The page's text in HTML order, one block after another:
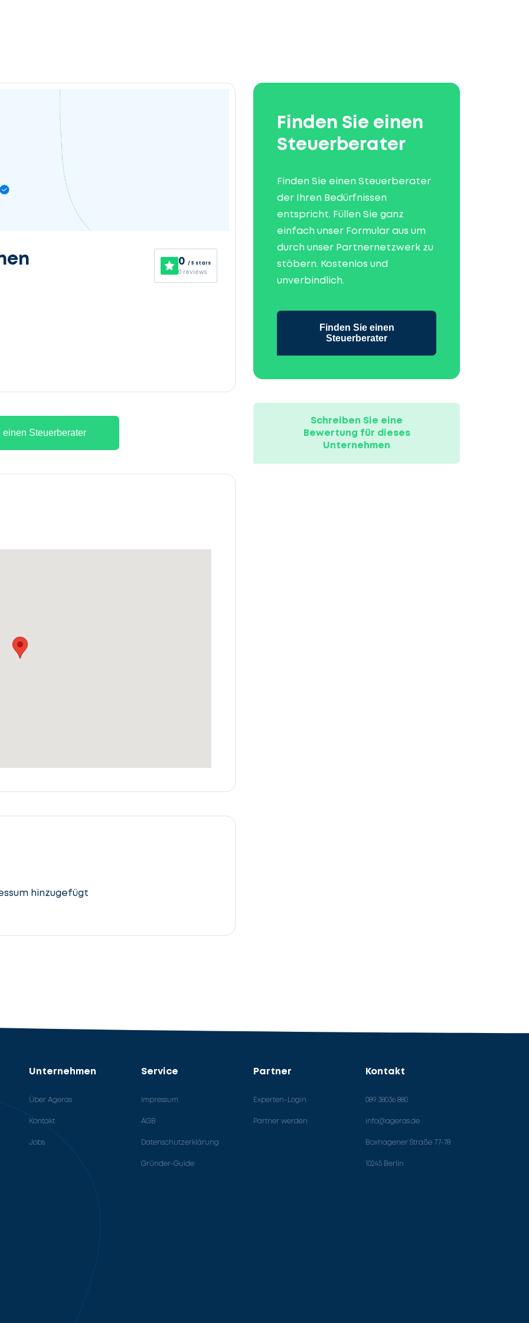
0 / 5 stars
0 reviews
einen Steuerberater
hinzugefügt
Finden Sie einen
Steuerberater
Finden Sie einen Steuerberater
der Ihren Bedürfnissen
entspricht. Füllen Sie ganz
einfach unser Formular aus um
durch unser Partnernetzwerk zu
stöbern. Kostenlos und
unverbindlich.
Finden Sie einen
Steuerberater
Schreiben Sie eine
Bewertung für dieses
Unternehmen
Unternehmen
Über Ageras
Kontakt
Jobs
Service
Impressum
AGB
Datenschutzerklärung
Gründer-Guide
Partner
Experten-Login
Partner werden
Kontakt
089 38036 880
info@ageras.de
Boxhagener Straße 77-78
10245 Berlin